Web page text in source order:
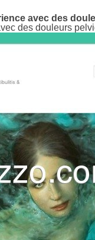
avec des
des douleurs